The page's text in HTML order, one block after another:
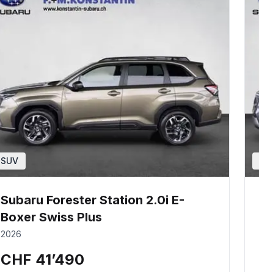
SUV
Subaru Forester Station 2.0i E-
Boxer Swiss Plus
2026
CHF 41’490